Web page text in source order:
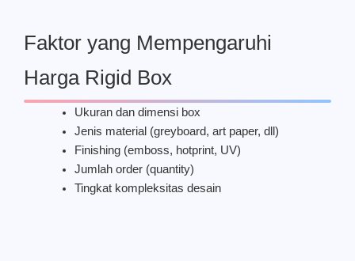
Faktor yang Mempengaruhi
Harga Rigid Box
Ukuran dan dimensi box
Jenis material (greyboard, art paper, dll)
Finishing (emboss, hotprint, UV)
Jumlah order (quantity)
Tingkat kompleksitas desain